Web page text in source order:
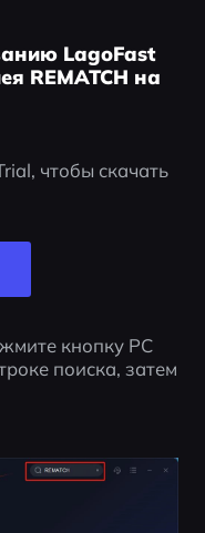
LagoFast
REMATCH на
чтобы скачать
кнопку PC
поиска, затем